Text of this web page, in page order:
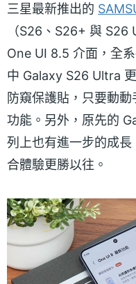
三星最新推出的
（S26、S26+ 與
One UI 8.5 介面，全
中 Galaxy S26 Ultra
防窺保護貼，只要動
功能。另外，原先的
列上也有進一步的成
合體驗更勝以往。